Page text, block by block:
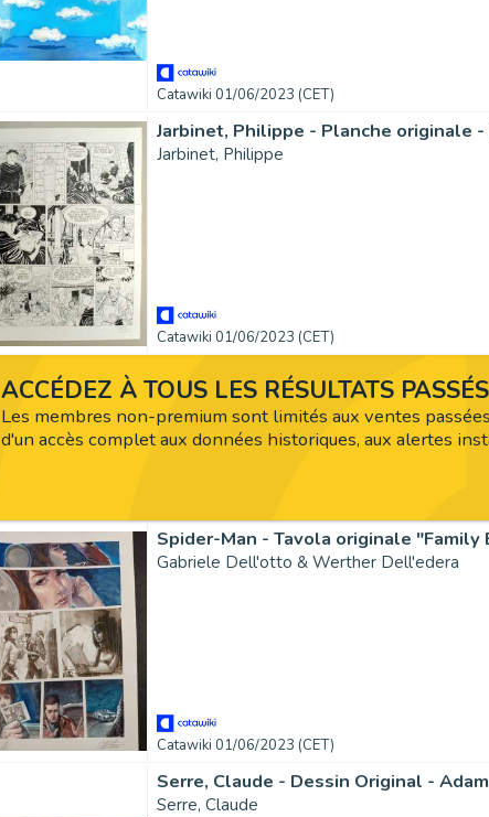
Catawiki 01/06/2023 (CET)
Jarbinet, Philippe - Planche originale
Jarbinet, Philippe
Catawiki 01/06/2023 (CET)
Spider-Man - Tavola originale "Family
Gabriele Dell'otto & Werther Dell'edera
Catawiki 01/06/2023 (CET)
Serre, Claude - Dessin Original -
Serre, Claude
ACCÉDEZ À TOUS LES RÉSULTATS
Les membres non-premium sont limités aux ventes
d'un accès complet aux données historiques, aux alertes